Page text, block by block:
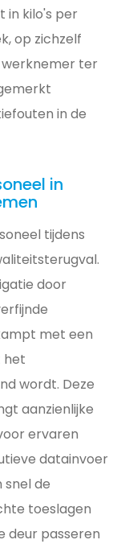
in kilo's per
op zichzelf
ter
in de
in
tijdens
door
met een
het
wordt. Deze
aanzienlijke
ervaren
datainvoer
snel de
toeslagen
deur passeren